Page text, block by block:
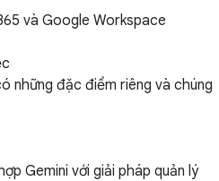
và Google Workspace
những đặc điểm riêng và chúng
Gemini với giải pháp quản lý